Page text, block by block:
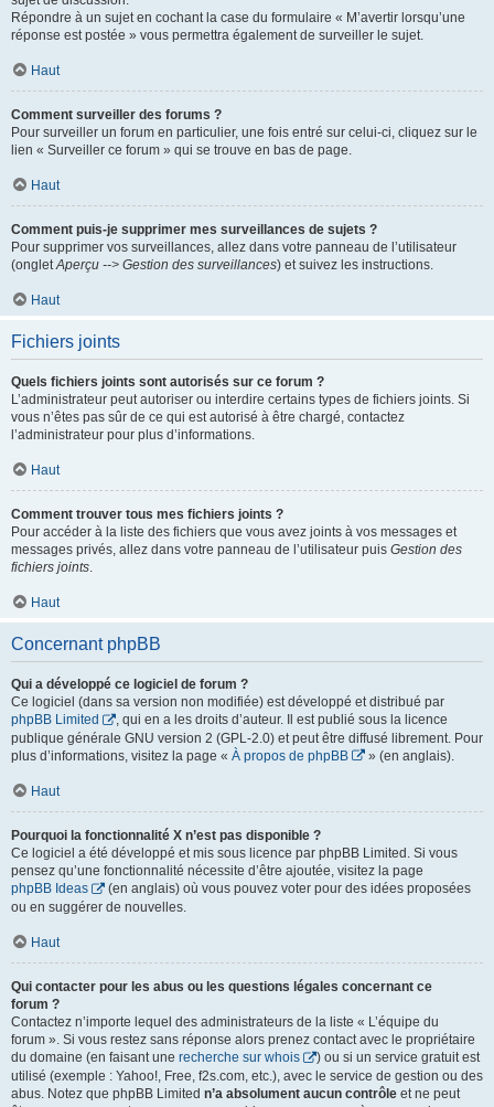
Répondre à un sujet en cochant la case du formulaire « M’avertir lorsqu’une
réponse est postée » vous permettra également de surveiller le sujet.
Haut
Comment surveiller des forums ?
Pour surveiller un forum en particulier, une fois entré sur celui-ci, cliquez sur le
lien « Surveiller ce forum » qui se trouve en bas de page.
Haut
Comment puis-je supprimer mes surveillances de sujets ?
Pour supprimer vos surveillances, allez dans votre panneau de l’utilisateur
(ongletAperçu --> Gestion des surveillances) et suivez les instructions.
Haut
Fichiers joints
Quels fichiers joints sont autorisés sur ce forum ?
L’administrateur peut autoriser ou interdire certains types de fichiers joints. Si
vous n’êtes pas sûr de ce qui est autorisé à être chargé, contactez
l’administrateur pour plus d’informations.
Haut
Comment trouver tous mes fichiers joints ?
Pour accéder à la liste des fichiers que vous avez joints à vos messages et
messages privés, allez dans votre panneau de l’utilisateur puis Gestion des
fichiers joints.
Haut
Concernant phpBB
Qui a développé ce logiciel de forum ?
Ce logiciel (dans sa version non modifiée) est développé et distribué par
phpBB Limited
, qui en a les droits d’auteur. Il est publié sous la licence
publique générale GNU version 2 (GPL-2.0) et peut être diffusé librement. Pour
plus d’informations, visitez la page « À propos de phpBB » (en anglais).
Haut
Pourquoi la fonctionnalité X n’est pas disponible ?
Ce logiciel a été développé et mis sous licence par phpBB Limited. Si vous
pensez qu’une fonctionnalité nécessite d’être ajoutée, visitez la page
phpBB Ideas
(en anglais) où vous pouvez voter pour des idées proposées
ou en suggérer de nouvelles.
Haut
Qui contacter pour les abus ou les questions légales concernant ce
forum ?
Contactez n’importe lequel des administrateurs de la liste « L’équipe du
forum ». Si vous restez sans réponse alors prenez contact avec le propriétaire
du domaine (en faisant une recherche sur whois
) ou si un service gratuit est
utilisé (exemple : Yahoo!, Free, f2s.com, etc.), avec le service de gestion ou des
abus. Notez que phpBB Limited n’a absolument aucun contrôle et ne peut